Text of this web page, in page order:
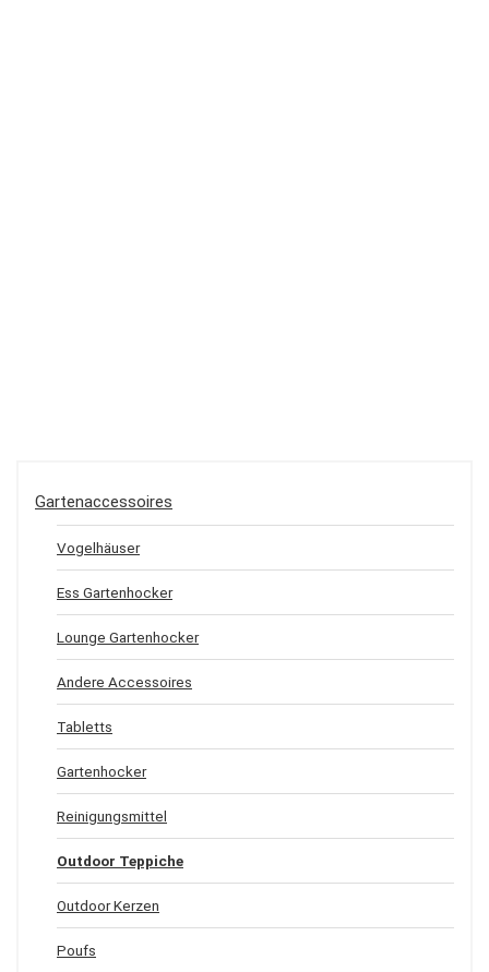
Gartenaccessoires
Vogelhäuser
Ess Gartenhocker
Lounge Gartenhocker
Andere Accessoires
Tabletts
Gartenhocker
Reinigungsmittel
Outdoor Teppiche
Outdoor Kerzen
Poufs